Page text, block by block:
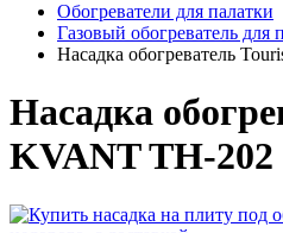
Обогреватели для палатки
Газовый обогреватель для
Насадка обогреватель
Насадка
KVANT TH-202